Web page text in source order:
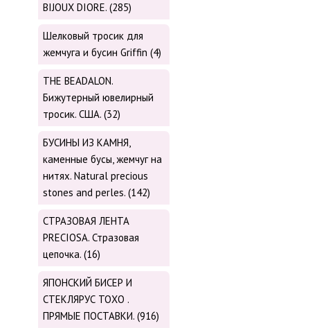
BIJOUX DIORE. (285)
Шелковый тросик для
жемчуга и бусин Griffin (4)
THE BEADALON.
Бижутерный ювелирный
тросик. США. (32)
БУСИНЫ ИЗ КАМНЯ,
каменные бусы, жемчуг на
нитях. Natural precious
stones and perles. (142)
СТРАЗОВАЯ ЛЕНТА
PRECIOSA. Стразовая
цепочка. (16)
ЯПОНСКИЙ БИСЕР И
СТЕКЛЯРУС TOХО .
ПРЯМЫЕ ПОСТАВКИ. (916)